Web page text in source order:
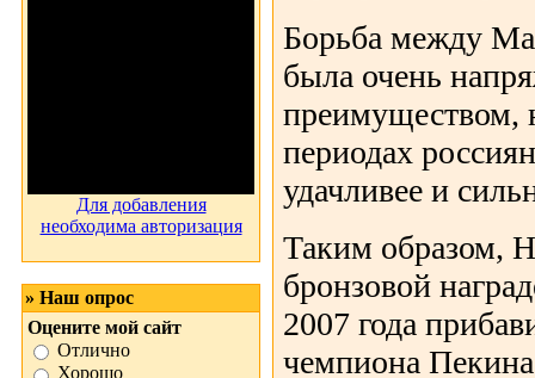
Для добавления
необходима авторизация
» Наш опрос
Оцените мой сайт
Отлично
Хорошо
Борьба между
была очень
преимуществом,
периодах
удачливее и
Таким образом,
бронзовой
2007 года
чемпиона